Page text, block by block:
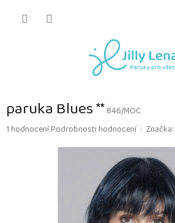
paruka Blues **846/MOC
Průměrné
1 hodnoceníPodrobnosti hodnocení Značka: